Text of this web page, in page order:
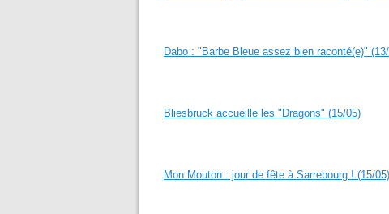
Dabo : "Barbe Bleue assez bien raconté(e)"
Bliesbruck accueille les "Dragons" (15/05)
Mon Mouton : jour de fête à Sarrebourg ! (15/05)